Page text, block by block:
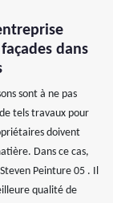
dans
sont à ne pas
tels travaux pour
doivent
Dans ce cas,
Peinture 05 . Il
qualité de